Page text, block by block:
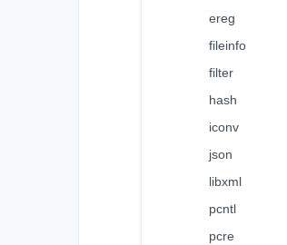
ereg
fileinfo
filter
hash
iconv
json
libxml
pcntl
pcre